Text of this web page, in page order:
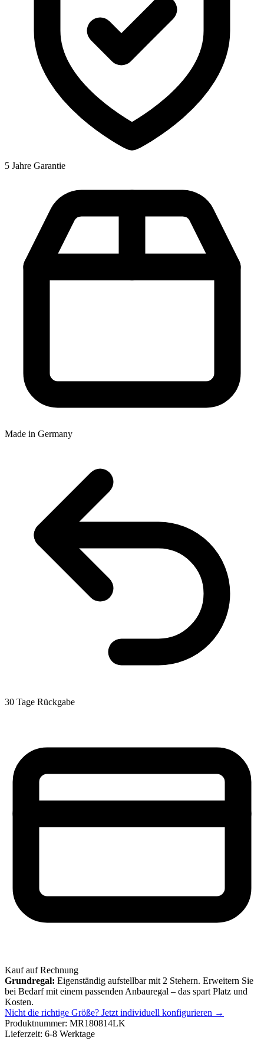
5 Jahre Garantie
Made in Germany
30 Tage Rückgabe
Kauf auf Rechnung
Grundregal: Eigenständig aufstellbar mit 2 Stehern. Erweitern Sie
bei Bedarf mit einem passenden Anbauregal – das spart Platz und
Kosten.
Nicht die richtige Größe? Jetzt individuell konfigurieren →
Produktnummer: MR180814LK
Lieferzeit: 6-8 Werktage